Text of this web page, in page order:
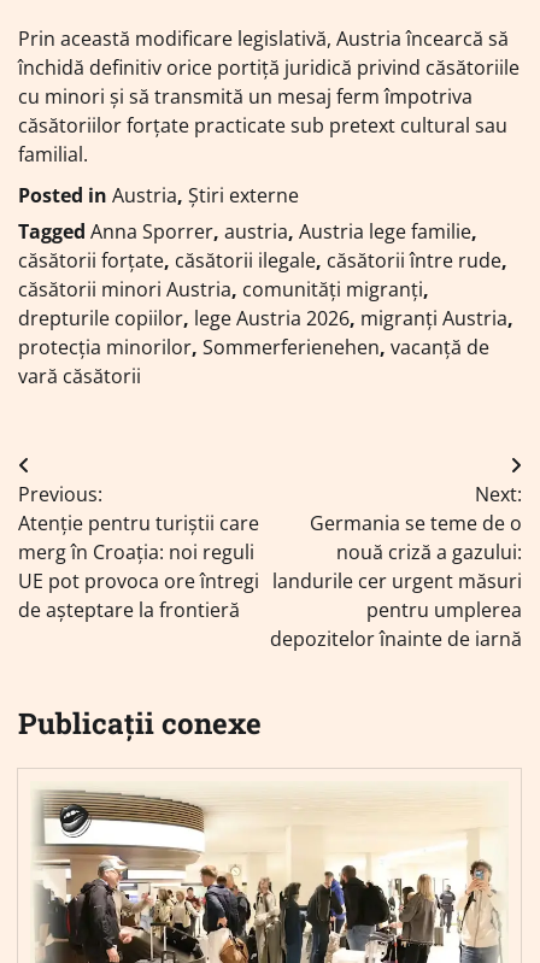
Prin această modificare legislativă, Austria încearcă să
închidă definitiv orice portiță juridică privind căsătoriile
cu minori și să transmită un mesaj ferm împotriva
căsătoriilor forțate practicate sub pretext cultural sau
familial.
Posted in Austria, Știri externe
Tagged Anna Sporrer, austria, Austria lege familie,
căsătorii forțate, căsătorii ilegale, căsătorii între rude,
căsătorii minori Austria, comunități migranți,
drepturile copiilor, lege Austria 2026, migranți Austria,
protecția minorilor, Sommerferienehen, vacanță de
vară căsătorii
Navigare
în
articole
Previous:
Atenție pentru turiștii care
merg în Croația: noi reguli
UE pot provoca ore întregi
de așteptare la frontieră
Next:
Germania se teme de o
nouă criză a gazului:
landurile cer urgent măsuri
pentru umplerea
depozitelor înainte de iarnă
Publicații conexe